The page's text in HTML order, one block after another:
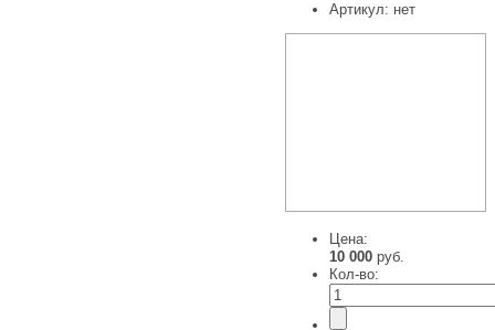
Артикул: нет
Цена:
10 000 руб.
Кол-во: